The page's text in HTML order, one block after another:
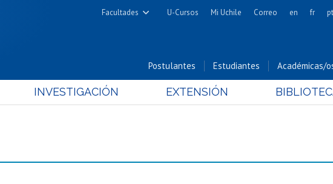
Facultades
Cs. Físicas y Matemáticas
Cs. Forestales y
Cs. Químicas y Farmacéuticas
Cs. Sociales
U-Cursos Mi Uchile Correo en fr pt
Postulantes Estudiantes Académicas/
INVESTIGACIÓN EXTENSIÓN